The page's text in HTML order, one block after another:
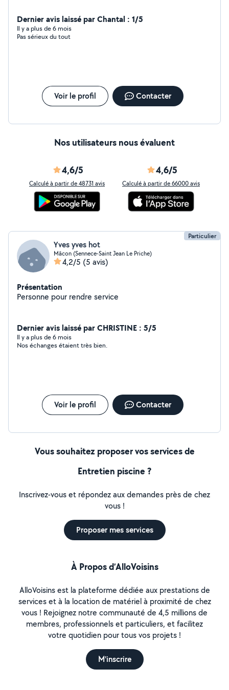
Dernier avis laissé par Chantal : 1/5
Il y a plus de 6 mois
Pas sérieux du tout
Voir le profil Contacter
Nos utilisateurs nous évaluent
4,6/5
Calculé à partir de 48731 avis
4,6/5
Calculé à partir de 66000 avis
Particulier
Yves yves hot
Mâcon (Sennece-Saint Jean Le Priche)
4,2/5 (5 avis)
Présentation
Personne pour rendre service
Dernier avis laissé par CHRISTINE : 5/5
Il y a plus de 6 mois
Nos échanges étaient très bien.
Voir le profil Contacter
Vous souhaitez proposer vos services de
Entretien piscine ?
Inscrivez-vous et répondez aux demandes près de chez
vous !
Proposer mes services
À Propos d’AlloVoisins
AlloVoisins est la plateforme dédiée aux prestations de
services et à la location de matériel à proximité de chez
vous ! Rejoignez notre communauté de 4,5 millions de
membres, professionnels et particuliers, et facilitez
votre quotidien pour tous vos projets !
M'inscrire